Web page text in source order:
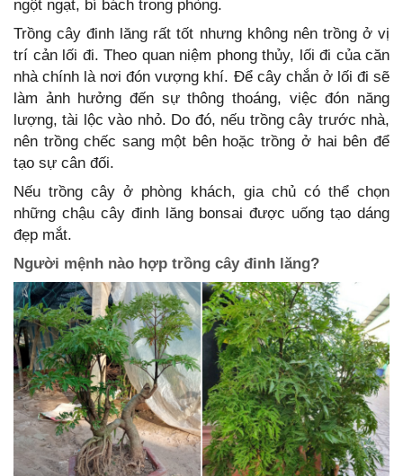
ngột ngạt, bí bách trong phòng.
Trồng cây đinh lăng rất tốt nhưng không nên trồng ở vị
trí cản lối đi. Theo quan niệm phong thủy, lối đi của căn
nhà chính là nơi đón vượng khí. Để cây chắn ở lối đi sẽ
làm ảnh hưởng đến sự thông thoáng, việc đón năng
lượng, tài lộc vào nhỏ. Do đó, nếu trồng cây trước nhà,
nên trồng chếc sang một bên hoặc trồng ở hai bên để
tạo sự cân đối.
Nếu trồng cây ở phòng khách, gia chủ có thể chọn
những chậu cây đinh lăng bonsai được uống tạo dáng
đẹp mắt.
Người mệnh nào hợp trồng cây đinh lăng?